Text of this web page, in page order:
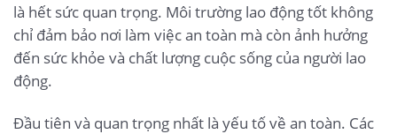
là hết sức quan trọng. Môi trường lao động tốt không
chỉ đảm bảo nơi làm việc an toàn mà còn ảnh hưởng
đến sức khỏe và chất lượng cuộc sống của người lao
động.
Đầu tiên và quan trọng nhất là yếu tố về an toàn. Các